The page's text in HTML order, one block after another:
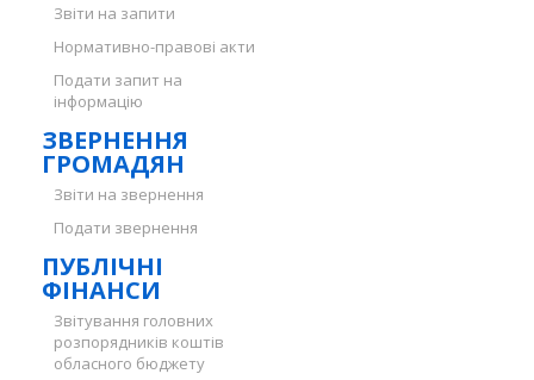
Звіти на запити
Нормативно-правові акти
Подати запит на
інформацію
ЗВЕРНЕННЯ
ГРОМАДЯН
Звіти на звернення
Подати звернення
ПУБЛІЧНІ
ФІНАНСИ
Звітування головних
розпорядників коштів
обласного бюджету